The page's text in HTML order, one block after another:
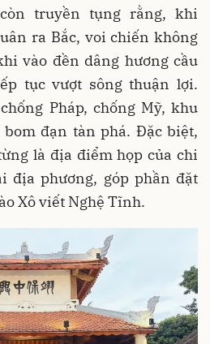
truyền tụng rằng, khi
ra Bắc, voi chiến không
vào đền dâng hương cầu
tục vượt sông thuận lợi.
Pháp, chống Mỹ, khu
đạn tàn phá. Đặc biệt,
là địa điểm họp của chi
địa phương, góp phần đặt
Xô viết Nghệ Tĩnh.